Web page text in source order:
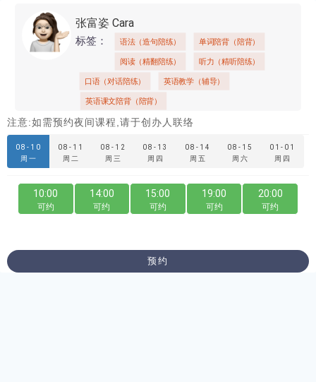
张富姿 Cara
标签： 语法（造句陪练） 单词陪背（陪背）
阅读（精翻陪练） 听力（精听陪练）
口语（对话陪练） 英语教学（辅导）
英语课文陪背（陪背）
注意:如需预约夜间课程,请于创办人联络
08-10
周一
08-11
周二
08-12
周三
08-13
周四
08-14
周五
08-15
周六
01-01
周四
10:00
可约
14:00
可约
15:00
可约
19:00
可约
20:00
可约
预约